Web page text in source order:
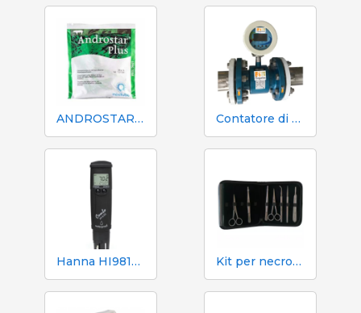
ANDROSTAR PLUS 47 g / 100 L - Prolungatore di sperma a lunga durata Contatore di volume e azoto Mecaniques Segalés DN150
Hanna HI98130 pH, EC, TDS e tester di temperatura Kit per necroscopia e dissezione 333 - 7 strumenti